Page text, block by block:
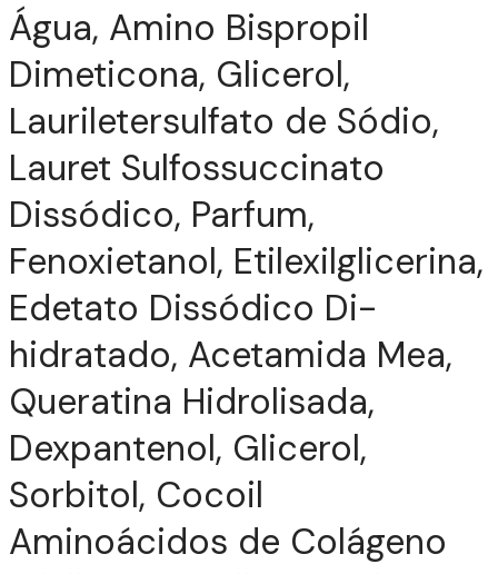
Água, Amino Bispropil
Dimeticona, Glicerol,
Lauriletersulfato de Sódio,
Lauret Sulfossuccinato
Dissódico, Parfum,
Fenoxietanol, Etilexilglicerina,
Edetato Dissódico Di-
hidratado, Acetamida Mea,
Queratina Hidrolisada,
Dexpantenol, Glicerol,
Sorbitol, Cocoil
Aminoácidos de Colágeno